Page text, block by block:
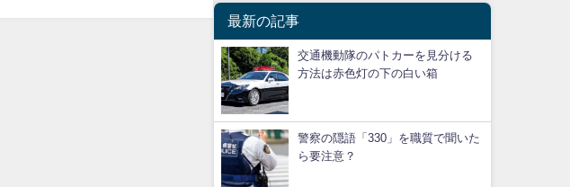
最新の記事
交通機動隊のパトカーを見分ける
方法は赤色灯の下の白い箱
警察の隠語「330」を職質で聞いた
ら要注意？